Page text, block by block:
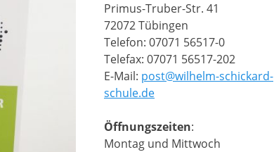
Primus-Truber-Str. 41
72072 Tübingen
Telefon: 07071 56517-0
Telefax: 07071 56517-202
E-Mail: post@wilhelm-schickard-
schule.de
Öffnungszeiten:
Montag und Mittwoch